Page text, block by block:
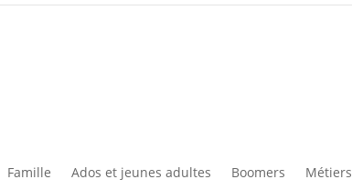
Famille Ados et jeunes adultes Boomers Métiers